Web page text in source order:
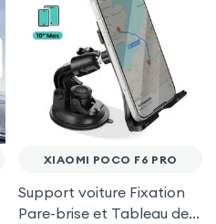
XIAOMI POCO F6 PRO
Support voiture Fixation
Pare-brise et Tableau de